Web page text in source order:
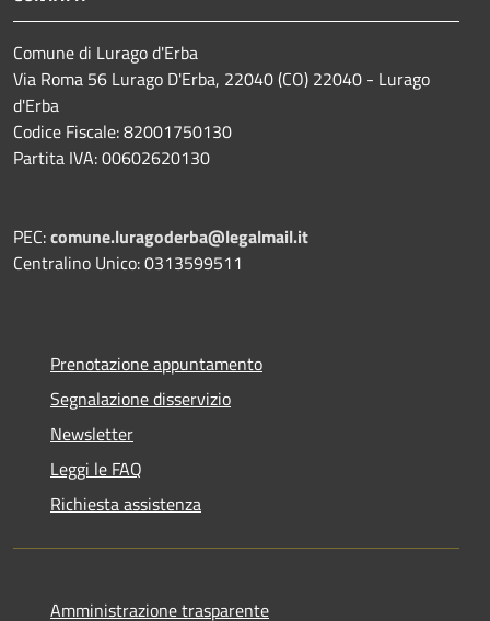
Comune di Lurago d'Erba
Via Roma 56 Lurago D'Erba, 22040 (CO) 22040 - Lurago
d'Erba
Codice Fiscale: 82001750130
Partita IVA: 00602620130
PEC:comune.luragoderba@legalmail.it
Centralino Unico: 0313599511
Prenotazione appuntamento
Segnalazione disservizio
Newsletter
Leggi le FAQ
Richiesta assistenza
Amministrazione trasparente